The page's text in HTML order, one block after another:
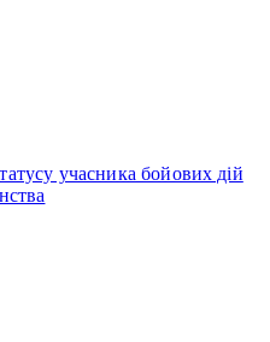
учасника бойових дій